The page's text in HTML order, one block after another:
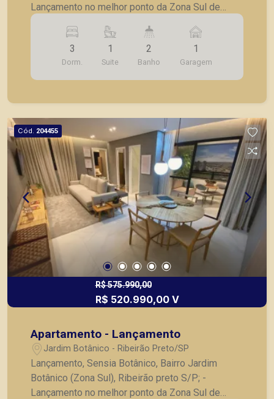
Lançamento no melhor ponto da Zona Sul de
Ribeirão Preto; - Próximo ao parque Raya; -
Apartamentos com 77m² com diversas opções
de tipologia; - 3 Quartos, sendo 1 suíte; -
Acabamentos diferenciados; - Alto padrão
construtivo; - Área de lazer completa: - Piscina
Kids; - Salão de jogos; - Praça; - Playground; -
Pet Place; - Quadra recreativa; - Quadra beach
tennis; - Crossfit *** Consulte tabela de valores.
Também temos imóveis no Jardim Canadá, City
Ribeirão, Bosque das Juritis, casas e
apartamentos próximos a mercados, farmácias,
escolas, além de pontos comerciais localizados
na Zona Sul.
3
Dorm.
1
Suite
2
Banho
1
Garagem
Cód. 204455
R$ 575.990,00
R$ 520.990,00 V
Apartamento - Lançamento
Jardim Botânico - Ribeirão Preto/SP
Lançamento, Sensia Botânico, Bairro Jardim
Botânico (Zona Sul), Ribeirão preto S/P; -
Lançamento no melhor ponto da Zona Sul de